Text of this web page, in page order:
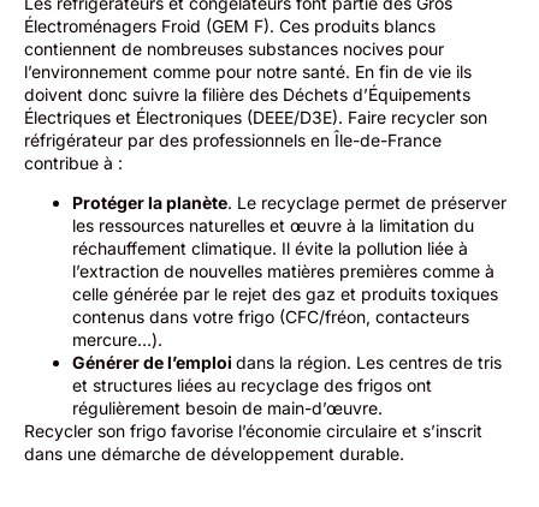
Électroménagers Froid (GEM F). Ces produits blancs
contiennent de nombreuses substances nocives pour
l’environnement comme pour notre santé. En fin de vie ils
doivent donc suivre la filière des Déchets d’Équipements
Électriques et Électroniques (DEEE/D3E). Faire recycler son
réfrigérateur par des professionnels en Île-de-France
contribue à :
Protéger la planète. Le recyclage permet de préserver
les ressources naturelles et œuvre à la limitation du
réchauffement climatique. Il évite la pollution liée à
l’extraction de nouvelles matières premières comme à
celle générée par le rejet des gaz et produits toxiques
contenus dans votre frigo (CFC/fréon, contacteurs
mercure…).
Générer de l’emploi dans la région. Les centres de tris
et structures liées au recyclage des frigos ont
régulièrement besoin de main-d’œuvre.
Recycler son frigo favorise l’économie circulaire et s’inscrit
dans une démarche de développement durable.